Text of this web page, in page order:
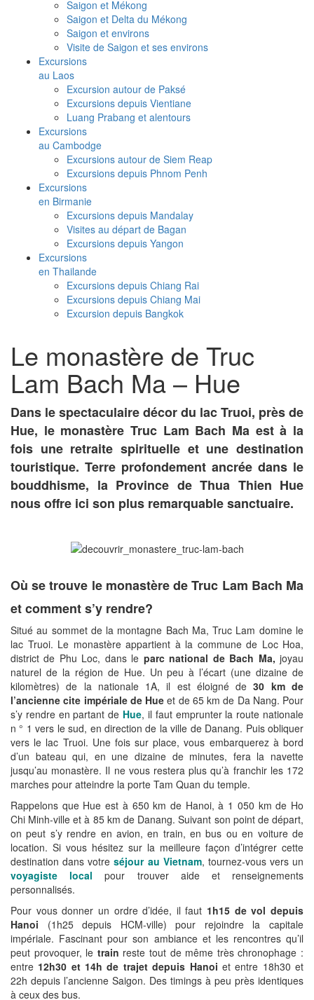
Saigon et Mékong
Saigon et Delta du Mékong
Saigon et environs
Visite de Saigon et ses environs
Excursions
au Laos
Excursion autour de Paksé
Excursions depuis Vientiane
Luang Prabang et alentours
Excursions
au Cambodge
Excursions autour de Siem Reap
Excursions depuis Phnom Penh
Excursions
en Birmanie
Excursions depuis Mandalay
Visites au départ de Bagan
Excursions depuis Yangon
Excursions
en Thailande
Excursions depuis Chiang Rai
Excursions depuis Chiang Mai
Excursion depuis Bangkok
Le monastère de Truc
Lam Bach Ma – Hue
Dans le spectaculaire décor du lac Truoi, près de
Hue, le monastère Truc Lam Bach Ma est à la
fois une retraite spirituelle et une destination
touristique. Terre profondement ancrée dans le
bouddhisme, la Province de Thua Thien Hue
nous offre ici son plus remarquable sanctuaire.
Où se trouve le monastère de Truc Lam Bach Ma
et comment s’y rendre?
Situé au sommet de la montagne Bach Ma, Truc Lam domine le
lac Truoi. Le monastère appartient à la commune de Loc Hoa,
district de Phu Loc, dans le parc national de Bach Ma, joyau
naturel de la région de Hue. Un peu à l’écart (une dizaine de
kilomètres) de la nationale 1A, il est éloigné de30 km de
l’ancienne cite impériale de Hue et de 65 km de Da Nang. Pour
s’y rendre en partant de Hue, il faut emprunter la route nationale
n ° 1 vers le sud, en direction de la ville de Danang. Puis obliquer
vers le lac Truoi. Une fois sur place, vous embarquerez à bord
d’un bateau qui, en une dizaine de minutes, fera la navette
jusqu’au monastère. Il ne vous restera plus qu’à franchir les 172
marches pour atteindre la porte Tam Quan du temple.
Rappelons que Hue est à 650 km de Hanoi, à 1 050 km de Ho
Chi Minh-ville et à 85 km de Danang. Suivant son point de départ,
on peut s’y rendre en avion, en train, en bus ou en voiture de
location. Si vous hésitez sur la meilleure façon d’intégrer cette
destination dans votreséjour au Vietnam, tournez-vous vers un
voyagiste local pour trouver aide et renseignements
personnalisés.
Pour vous donner un ordre d’idée, il faut 1h15 de vol depuis
Hanoi (1h25 depuis HCM-ville) pour rejoindre la capitale
impériale. Fascinant pour son ambiance et les rencontres qu’il
peut provoquer, le train reste tout de même très chronophage :
entre 12h30 et 14h de trajet depuis Hanoi et entre 18h30 et
22h depuis l’ancienne Saigon. Des timings à peu près identiques
à ceux des bus.